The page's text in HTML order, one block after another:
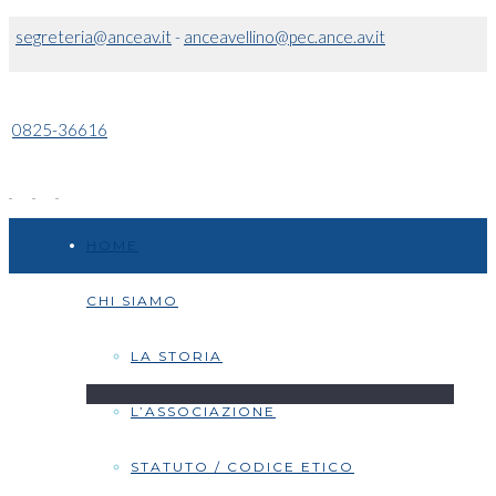
segreteria@anceav.it- anceavellino@pec.ance.av.it
0825-36616
CHI SIAMO
LA STORIA
L’ASSOCIAZIONE
STATUTO / CODICE ETICO